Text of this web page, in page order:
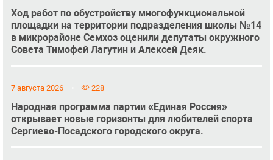
Ход работ по обустройству многофункциональной
площадки на территории подразделения школы №14
в микрорайоне Семхоз оценили депутаты окружного
Совета Тимофей Лагутин и Алексей Деяк.
7 августа 2026 228
Народная программа партии «Единая Россия»
открывает новые горизонты для любителей спорта
Сергиево-Посадского городского округа.